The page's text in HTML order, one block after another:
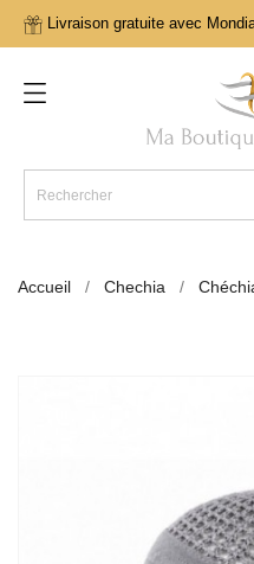
Livraison gratuite avec
Accueil Chechia